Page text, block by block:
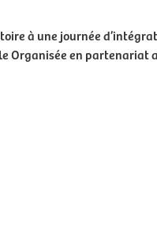
à une journée
en partenariat